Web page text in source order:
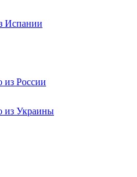
Испании
из России
из Украины